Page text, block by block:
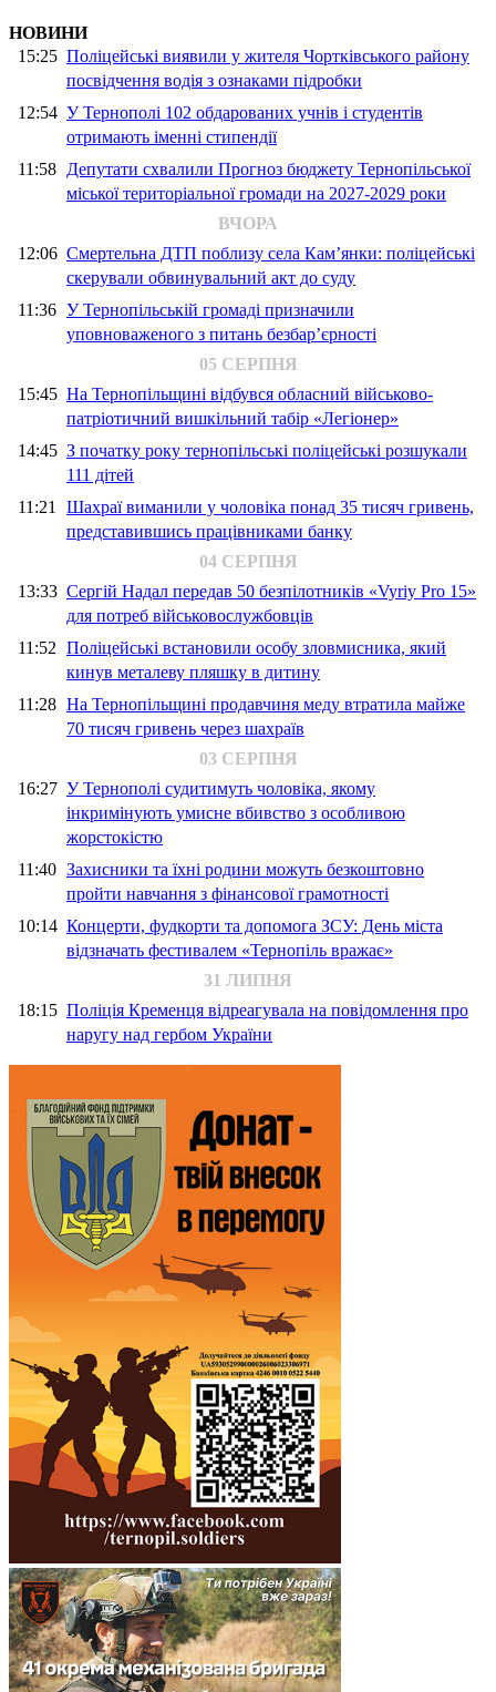
НОВИНИ
15:25 Поліцейські виявили у жителя Чортківського району
посвідчення водія з ознаками підробки
12:54 У Тернополі 102 обдарованих учнів і студентів
отримають іменні стипендії
11:58 Депутати схвалили Прогноз бюджету Тернопільської
міської територіальної громади на 2027-2029 роки
ВЧОРА
12:06 Смертельна ДТП поблизу села Кам’янки: поліцейські
скерували обвинувальний акт до суду
11:36 У Тернопільській громаді призначили
уповноваженого з питань безбар’єрності
05 СЕРПНЯ
15:45 На Тернопільщині відбувся обласний військово-
патріотичний вишкільний табір «Легіонер»
14:45 З початку року тернопільські поліцейські розшукали
111 дітей
11:21 Шахраї виманили у чоловіка понад 35 тисяч гривень,
представившись працівниками банку
04 СЕРПНЯ
13:33 Сергій Надал передав 50 безпілотників «Vyriy Pro 15»
для потреб військовослужбовців
11:52 Поліцейські встановили особу зловмисника, який
кинув металеву пляшку в дитину
11:28 На Тернопільщині продавчиня меду втратила майже
70 тисяч гривень через шахраїв
03 СЕРПНЯ
16:27 У Тернополі судитимуть чоловіка, якому
інкримінують умисне вбивство з особливою
жорстокістю
11:40 Захисники та їхні родини можуть безкоштовно
пройти навчання з фінансової грамотності
10:14 Концерти, фудкорти та допомога ЗСУ: День міста
відзначать фестивалем «Тернопіль вражає»
31 ЛИПНЯ
18:15 Поліція Кременця відреагувала на повідомлення про
наругу над гербом України